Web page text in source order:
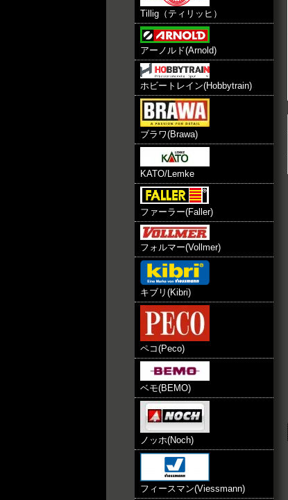
Tillig（ティリッヒ）
アーノルド(Arnold)
ホビートレイン(Hobbytrain)
ブラワ(Brawa)
KATO/Lemke
ファーラー(Faller)
フォルマー(Vollmer)
キブリ(Kibri)
ペコ(Peco)
ベモ(BEMO)
ノッホ(Noch)
フィースマン(Viessmann)